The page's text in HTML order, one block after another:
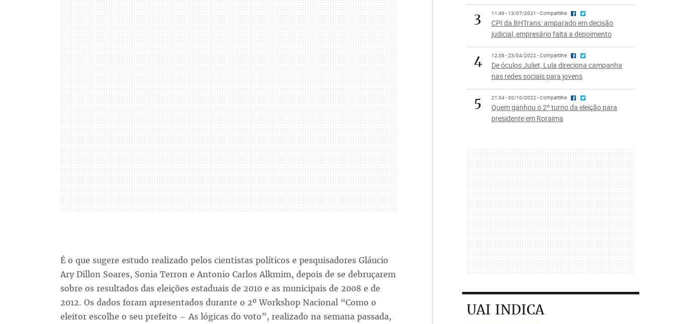
É o que sugere estudo realizado pelos cientistas políticos e pesquisadores Gláucio
Ary Dillon Soares, Sonia Terron e Antonio Carlos Alkmim, depois de se debruçarem
sobre os resultados das eleições estaduais de 2010 e as municipais de 2008 e de
2012. Os dados foram apresentados durante o 2º Workshop Nacional “Como o
eleitor escolhe o seu prefeito – As lógicas do voto”, realizado na semana passada,
3 11:49 - 13/07/2021 - Compartilhe
CPI da BHTrans: amparado em decisão
judicial, empresário falta a depoimento
4 12:38 - 23/04/2022 - Compartilhe
De óculos Juliet, Lula direciona campanha
nas redes sociais para jovens
5 21:34 - 30/10/2022 - Compartilhe
Quem ganhou o 2º turno da eleição para
presidente em Roraima
UAI INDICA